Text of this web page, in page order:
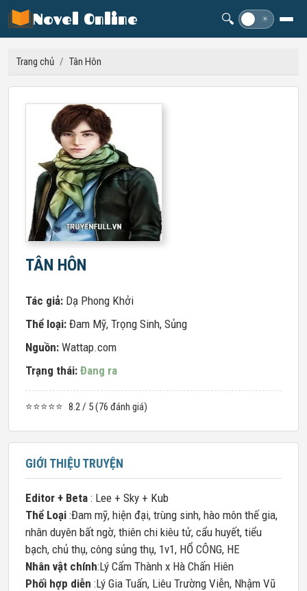
Novel Online 🔍 ☀
Trang chủ / Tân Hôn
TÂN HÔN
Tác giả: Dạ Phong Khởi
Thể loại: Đam Mỹ, Trọng Sinh, Sủng
Nguồn: Wattap.com
Trạng thái: Đang ra
⭐⭐⭐⭐⭐ 8.2 / 5 (76 đánh giá)
GIỚI THIỆU TRUYỆN
Editor + Beta : Lee + Sky + Kub
Thể Loại :Đam mỹ, hiện đại, trùng sinh, hào môn thế gia,
nhân duyên bất ngờ, thiên chi kiêu tử, cẩu huyết, tiểu
bạch, chủ thụ, công sủng thụ, 1v1, HỔ CÔNG, HE
Nhân vật chính:Lý Cẩm Thành x Hà Chấn Hiên
Phối hợp diễn :Lý Gia Tuấn, Liêu Trường Viễn, Nhậm Vũ